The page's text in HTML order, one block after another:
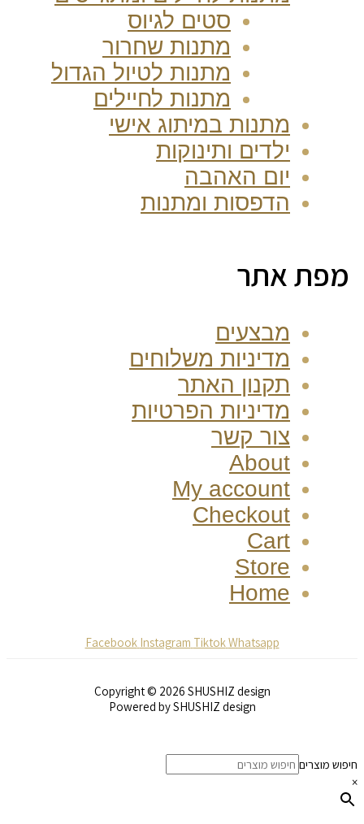
סטים לגיוס
מתנות שחרור
מתנות לטיול הגדול
מתנות לחיילים
מתנות במיתוג אישי
ילדים ותינוקות
יום האהבה
הדפסות ומתנות
מפת אתר
מבצעים
מדיניות משלוחים
תקנון האתר
מדיניות הפרטיות
צור קשר
About
My account
Checkout
Cart
Store
Home
Facebook Instagram TiktokWhatsapp
Copyright © 2026 SHUSHIZ design
Powered by SHUSHIZ design
חיפוש מוצרים
×